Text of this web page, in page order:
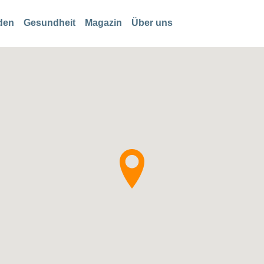
Gesundheit Magazin Über uns